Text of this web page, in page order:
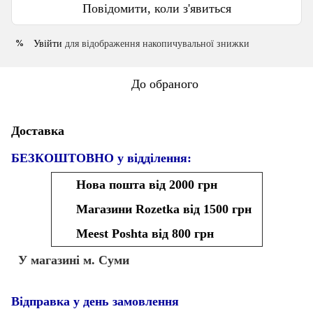
Повідомити, коли з'явиться
% Увійти для відображення накопичувальної знижки
До обраного
Доставка
БЕЗКОШТОВНО у відділення:
Нова пошта від 2000 грн
Магазини Rozetka від 1500 грн
Meest Poshta від 800 грн
У магазині м. Суми
Відправка у день замовлення